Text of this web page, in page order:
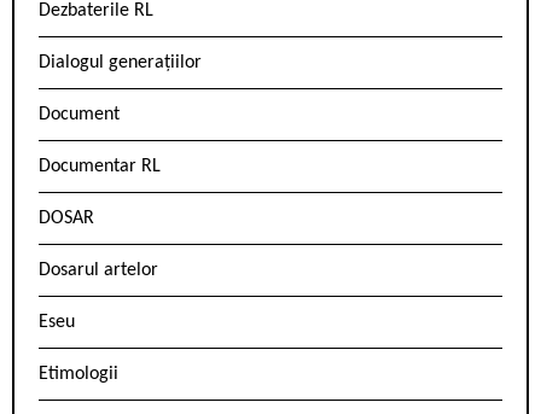
Dezbaterile RL
Dialogul generațiilor
Document
Documentar RL
DOSAR
Dosarul artelor
Eseu
Etimologii